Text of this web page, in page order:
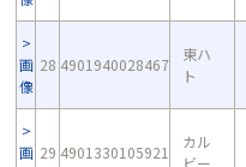
画
像
28 4901940028467
東ハ
ト
画 29 4901330105921
カル
ビー